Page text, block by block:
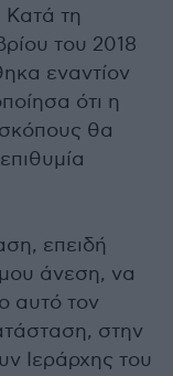
Κατά τη
του 2018
εναντίον
ότι η
θα
επειδή
άνεση, να
αυτό τον
στην
Ιεράρχης του